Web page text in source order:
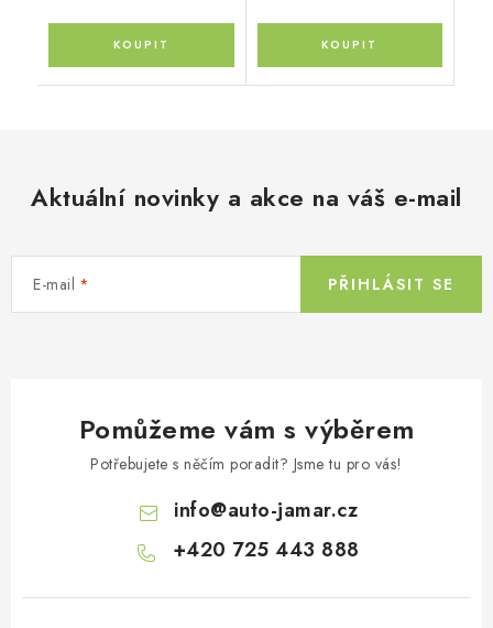
Aktuální novinky a akce na váš e-mail
E-mail PŘIHLÁSIT SE
Pomůžeme vám s výběrem
Potřebujete s něčím poradit? Jsme tu pro vás!
info@auto-jamar.cz
+420 725 443 888